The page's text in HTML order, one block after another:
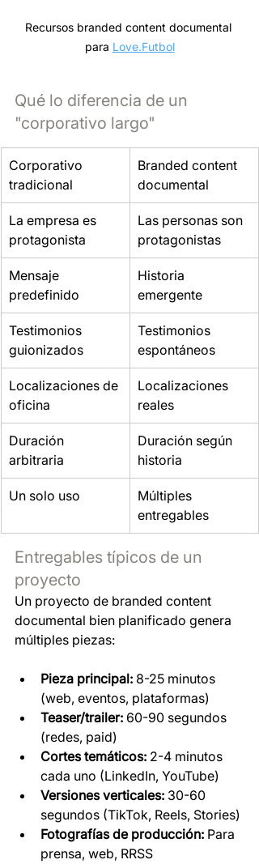
Recursos branded content documental
para Love.Futbol
Qué lo diferencia de un
"corporativo largo"
Corporativo
tradicional
Branded content
documental
La empresa es
protagonista
Las personas son
protagonistas
Mensaje
predefinido
Historia
emergente
Testimonios
guionizados
Testimonios
espontáneos
Localizaciones de
oficina
Localizaciones
reales
Duración
arbitraria
Duración según
historia
Un solo uso
Múltiples
entregables
Entregables típicos de un
proyecto
Un proyecto de branded content
documental bien planificado genera
múltiples piezas:
Pieza principal: 8-25 minutos
(web, eventos, plataformas)
Teaser/trailer: 60-90 segundos
(redes, paid)
Cortes temáticos: 2-4 minutos
cada uno (LinkedIn, YouTube)
Versiones verticales: 30-60
segundos (TikTok, Reels, Stories)
Fotografías de producción: Para
prensa, web, RRSS